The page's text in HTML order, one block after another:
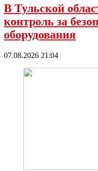
В Тульской
контроль за
оборудования
07.08.2026 21:04